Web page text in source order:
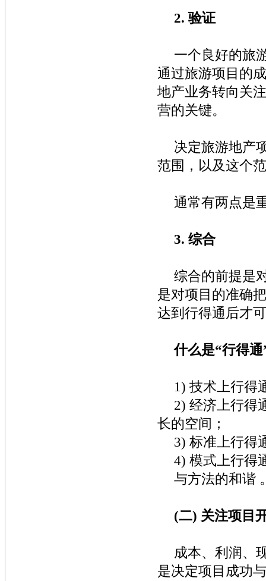
2.验证
一个良好的旅
通过旅游项目的
地产业务转向关
营的关键。
决定旅游地产
范围，以及这个
通常有两点是
3.综合
综合的前提是
是对项目的准确
达到行得通后才
什么是“行得通
1)技术上行得
2)经济上行得
长的空间；
3)标准上行得
4)模式上行得
与方法的和谐
(二) 关注项目
成本、利润、
是决定项目成功